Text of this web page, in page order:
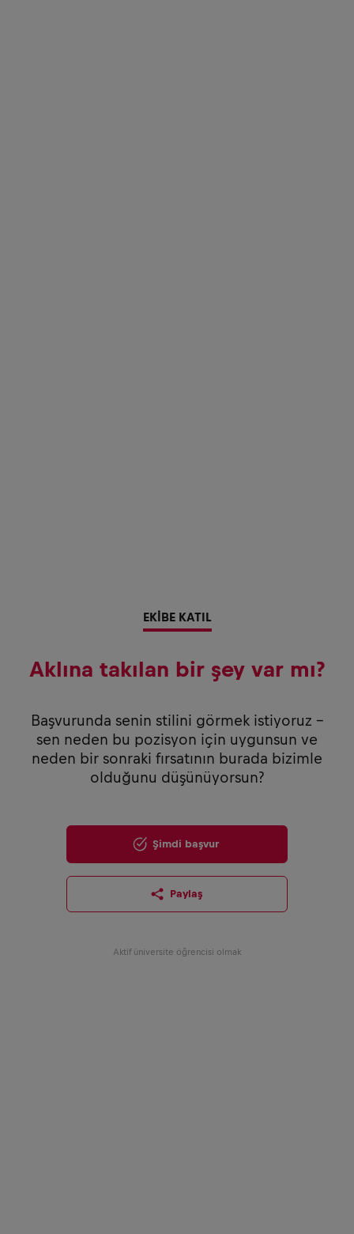
EKİBE KATIL
Aklına takılan bir şey var mı?
Başvurunda senin stilini görmek istiyoruz –
sen neden bu pozisyon için uygunsun ve
neden bir sonraki fırsatının burada bizimle
olduğunu düşünüyorsun?
Şimdi başvur
Paylaş
Aktif üniversite öğrencisi olmak